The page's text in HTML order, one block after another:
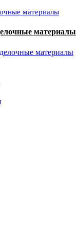
материалы
материалы